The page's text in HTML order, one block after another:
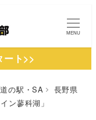
MENU
ート>>
道の駅・SA
長野県
ン蓼科湖」